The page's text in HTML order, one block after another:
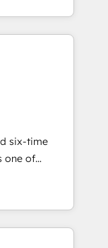
client
move
that
& Service
(e.g. MS
AFAS) We
SME sector
services and
is.
step
six-time
projects
we help